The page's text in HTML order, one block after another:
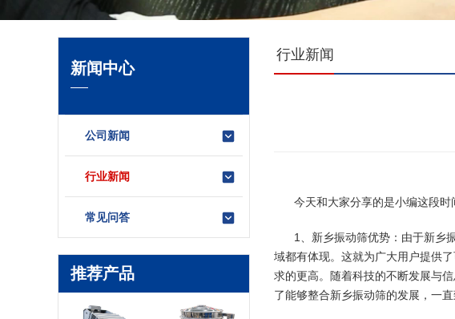
新闻中心
公司新闻
行业新闻
常见问答
推荐产品
行业新闻
今天和大家分享的是小编这段时
1、新乡振动筛优势：由于新乡
域都有体现。这就为广大用户提供
求的更高。随着科技的不断发展与
了能够整合新乡振动筛的发展，一